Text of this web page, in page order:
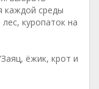
каждой среды
куропаток на
ёжик, крот и